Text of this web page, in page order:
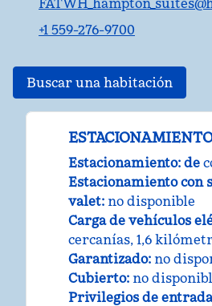
+1 559-276-9700
Buscar una habitación
Estacionamiento: de
Estacionamiento con
valet: no disponible
Carga de vehículos
cercanías, 1,6
Garantizado: no
Cubierto: no
Privilegios de